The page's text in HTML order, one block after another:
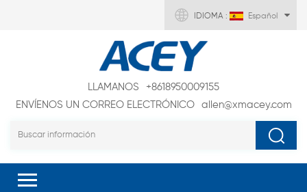
IDIOMA : Español
LLAMANOS
+8618950009155
ENVÍENOS UN CORREO ELECTRÓNICO
allen@xmacey.com